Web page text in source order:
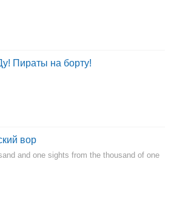
Пираты на борту!
вор
and one sights from the thousand of one